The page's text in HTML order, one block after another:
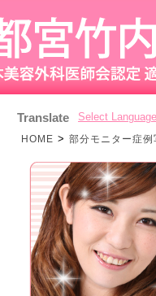
Translate Select Language
HOME > 部分モニター症例